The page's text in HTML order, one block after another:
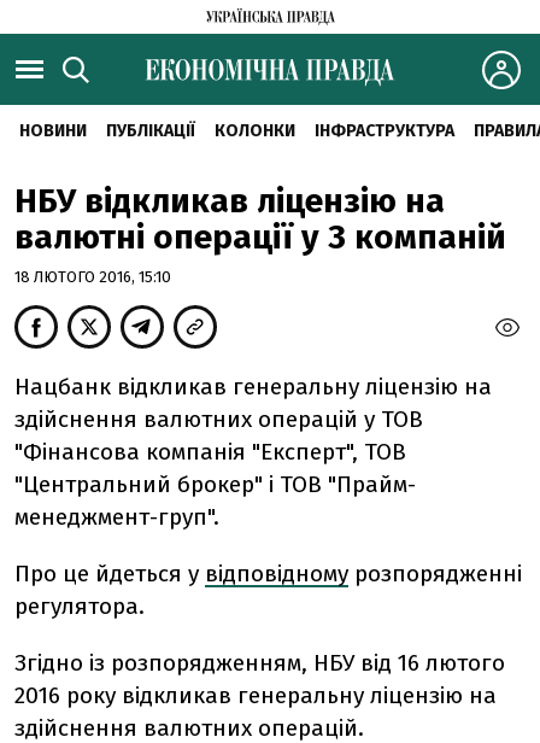
НОВИНИ ПУБЛІКАЦІЇ КОЛОНКИ ІНФРАСТРУКТУРА
НБУ відкликав ліцензію на
валютні операції у 3 компаній
18 ЛЮТОГО 2016, 15:10
Нацбанк відкликав генеральну ліцензію на
здійснення валютних операцій у ТОВ
"Фінансова компанія "Експерт", ТОВ
"Центральний брокер" і ТОВ "Прайм-
менеджмент-груп".
Про це йдеться у відповідному розпорядженні
регулятора.
Згідно із розпорядженням, НБУ від 16 лютого
2016 року відкликав генеральну ліцензію на
здійснення валютних операцій.